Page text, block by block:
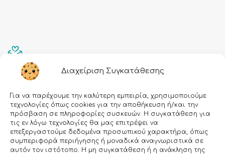
Διαχείριση Συγκατάθεσης
Για να παρέχουμε την καλύτερη εμπειρία, χρησιμοποιούμε
τεχνολογίες όπως cookies για την αποθήκευση ή/και την
πρόσβαση σε πληροφορίες συσκευών. Η συγκατάθεση για
τις εν λόγω τεχνολογίες θα μας επιτρέψει να
επεξεργαστούμε δεδομένα προσωπικού χαρακτήρα, όπως
συμπεριφορά περιήγησης ή μοναδικά αναγνωριστικά σε
αυτόν τον ιστότοπο. Η μη συγκατάθεση ή η ανάκληση της
Εγραφείτε στο Newsletter μας!
Email: